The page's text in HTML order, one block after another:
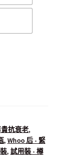
抗衰老,
, Whoo 后 - 緊
, 試用裝 - 樽